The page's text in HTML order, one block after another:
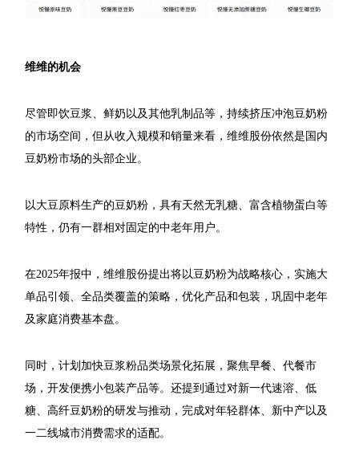
维维的机会
尽管即饮豆浆、鲜奶以及其他乳制品等，持续挤压冲泡豆奶粉
的市场空间，但从收入规模和销量来看，维维股份依然是国内
豆奶粉市场的头部企业。
以大豆原料生产的豆奶粉，具有天然无乳糖、富含植物蛋白等
特性，仍有一群相对固定的中老年用户。
在2025年报中，维维股份提出将以豆奶粉为战略核心，实施大
单品引领、全品类覆盖的策略，优化产品和包装，巩固中老年
及家庭消费基本盘。
同时，计划加快豆浆粉品类场景化拓展，聚焦早餐、代餐市
场，开发便携小包装产品等。还提到通过对新一代速溶、低
糖、高纤豆奶粉的研发与推动，完成对年轻群体、新中产以及
一二线城市消费需求的适配。